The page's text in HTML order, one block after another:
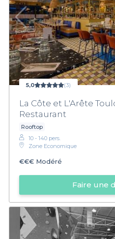
5,0 (3)
La Côte et L'Arête
Restaurant
Rooftop
10 - 140 pers.
Zone Economique
€€€ Modéré
Faire une